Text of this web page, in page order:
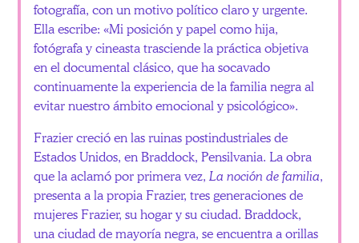
fotografía, con un motivo político claro y urgente.
Ella escribe: «Mi posición y papel como hija,
fotógrafa y cineasta trasciende la práctica objetiva
en el documental clásico, que ha socavado
continuamente la experiencia de la familia negra al
evitar nuestro ámbito emocional y psicológico».
Frazier creció en las ruinas postindustriales de
Estados Unidos, en Braddock, Pensilvania. La obra
que la aclamó por primera vez,La noción de familia,
presenta a la propia Frazier, tres generaciones de
mujeres Frazier, su hogar y su ciudad. Braddock,
una ciudad de mayoría negra, se encuentra a orillas